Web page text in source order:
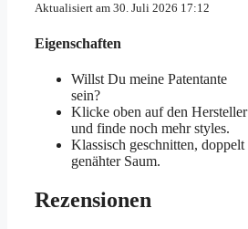
Aktualisiert am 30. Juli 2026 17:12
Eigenschaften
Willst Du meine Patentante
sein?
Klicke oben auf den Hersteller
und finde noch mehr styles.
Klassisch geschnitten, doppelt
genähter Saum.
Rezensionen